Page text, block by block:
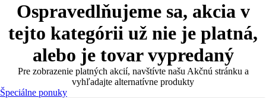
Ospravedlňujeme sa, akcia v
tejto kategórii už nie je platná,
alebo je tovar vypredaný
Pre zobrazenie platných akcií, navštívte našu Akčnú stránku a
vyhľadajte alternatívne produkty
Špeciálne ponuky